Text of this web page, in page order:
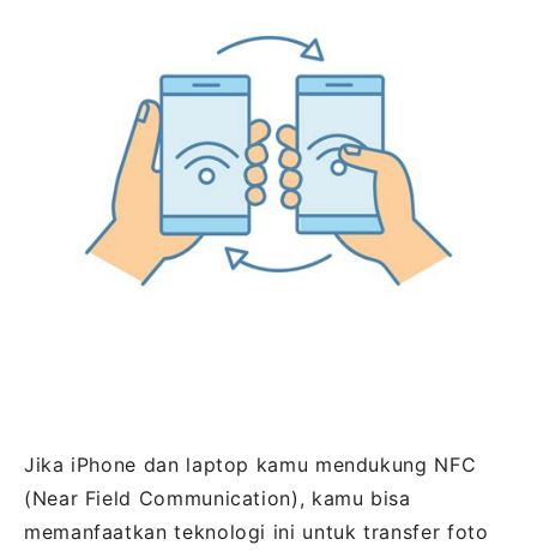
Jika iPhone dan laptop kamu mendukung NFC
(Near Field Communication), kamu bisa
memanfaatkan teknologi ini untuk transfer foto